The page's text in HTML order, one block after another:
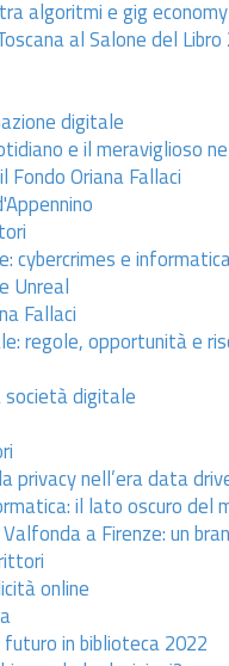
algoritmi e gig economy
al Salone del
digitale
e il meraviglioso
Fondo Oriana Fallaci
cybercrimes e
Unreal
Fallaci
regole, opportunità e
digitale
privacy nell’era data
il lato oscuro del
a Firenze: un
online
in biblioteca 2022